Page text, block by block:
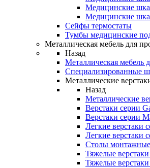
Медицинские
Медицинские
Сейфы термостаты
Тумбы медицинские
Металлическая мебель для
Назад
Металлическая мебель
Cпециализированные
Металлические
Назад
Металлические
Верстаки серии
Верстаки серии
Легкие верстаки
Легкие верстаки
Столы
Тяжелые
Тяжелые